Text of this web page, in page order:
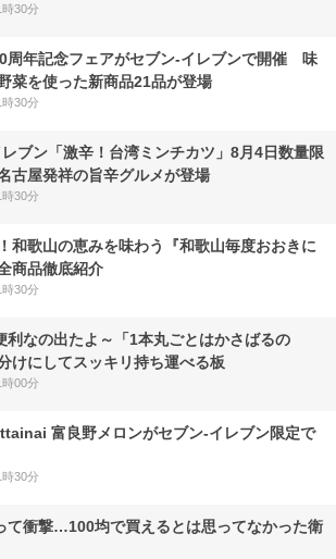
30分
周年記念フェアがセブン-イレブンで開催 味
菜を使った新商品21品が登場
30分
ブン「激辛！台湾ミンチカツ」8月4日数量限
古屋発祥の旨辛グルメが登場
30分
和歌山の恵みを味わう『和歌山毎度おおきに
商品徹底紹介
30分
利なの出たよ～「1本丸ごとはかさばるの
けにしてスッキリ持ち運べる板
00分
富良野メロンがセブン‐イレブン限定で
30分
て衝撃…100均で買えるとは思ってなかった衛